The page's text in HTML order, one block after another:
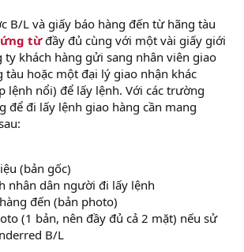
B/L và giấy báo hàng đến từ hãng tàu
từđầy đủ cùng với một vài giấy giới
khách hàng gửi sang nhân viên giao
tàu hoặc một đại lý giao nhận khác
lệnh nổi) để lấy lệnh. Với các trường
để đi lấy lệnh giao hàng cần mang
(bản gốc)
nhân dân người đi lấy lệnh
đến (bản photo)
(1 bản, nên đầy đủ cả 2 mặt) nếu sử
B/L